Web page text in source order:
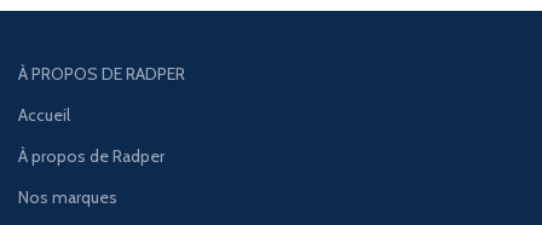
À PROPOS DE RADPER
Accueil
À propos de Radper
Nos marques